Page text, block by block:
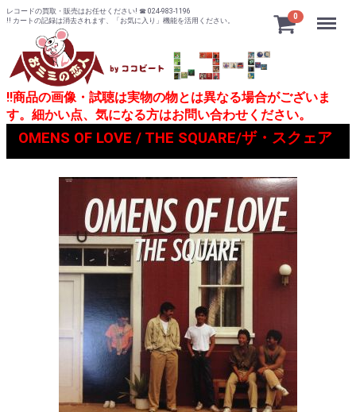
レコードの買取・販売はお任せください! ☎ 024-983-1196
!! カートの記録は消去されます、「お気に入り」機能を活用ください。
0 Menu
!!商品の画像・試聴は実物の物とは異なる場合がございま
す。細かい点、気になる方はお問い合わせください。
OMENS OF LOVE / THE SQUARE/ザ・スクェア